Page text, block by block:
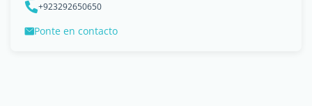
+923292650650
Ponte en contacto